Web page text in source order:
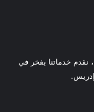
نقدم خدماتنا بفخر في